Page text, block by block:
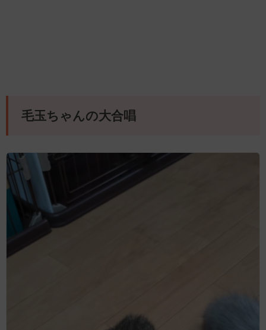
毛玉ちゃんの大合唱